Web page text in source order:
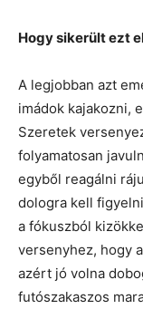
Hogy sikerült ezt
A legjobban azt
imádok kajakozni,
Szeretek
folyamatosan
egyből reagálni
dologra kell
a fókuszból
versenyhez, hogy
azért jó volna
futószakaszos